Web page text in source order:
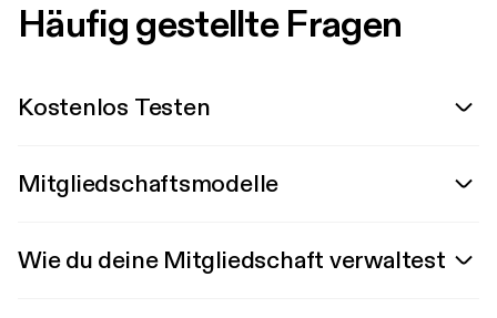
Häufig gestellte Fragen
Kostenlos Testen
Mitgliedschaftsmodelle
Wie du deine Mitgliedschaft verwaltest